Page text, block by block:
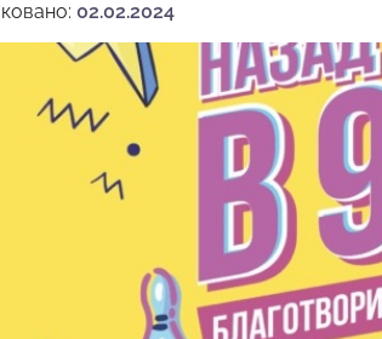
02.02.2024